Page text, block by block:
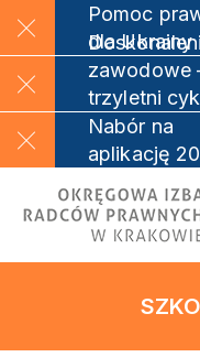
Pomoc
dla Ukrainy
zawodowe
trzyletni
szkoleniowy
Nabór na
aplikację